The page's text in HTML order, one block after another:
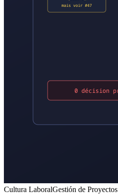
Cultura LaboralGestión de Proyectos